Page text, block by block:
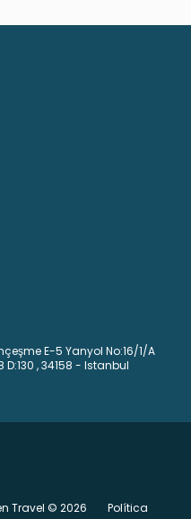
E-5 Yanyol No:16/1/A
D:130 , 34158 - Istanbul
Travel © 2026
Política